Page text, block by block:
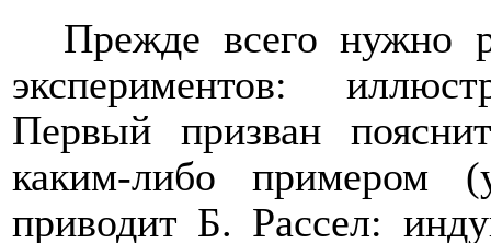
Прежде всего нужно
экспериментов:
Первый призван
каким-либо примером (
приводит Б. Рассел: